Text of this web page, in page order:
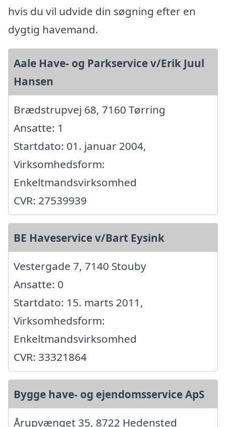
hvis du vil udvide din søgning efter en
dygtig havemand.
Aale Have- og Parkservice v/Erik Juul
Hansen
Brædstrupvej 68, 7160 Tørring
Ansatte: 1
Startdato: 01. januar 2004,
Virksomhedsform:
Enkeltmandsvirksomhed
CVR: 27539939
BE Haveservice v/Bart Eysink
Vestergade 7, 7140 Stouby
Ansatte: 0
Startdato: 15. marts 2011,
Virksomhedsform:
Enkeltmandsvirksomhed
CVR: 33321864
Bygge have- og ejendomsservice ApS
Årupvænget 35, 8722 Hedensted